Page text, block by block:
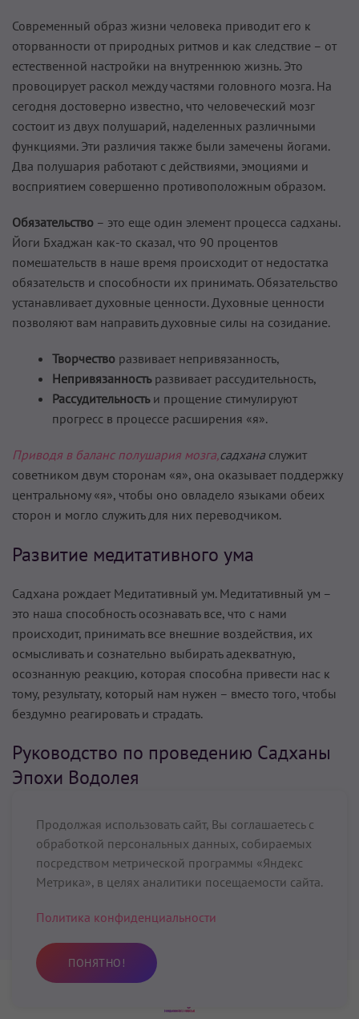
Современный образ жизни человека приводит его к
оторванности от природных ритмов и как следствие – от
естественной настройки на внутреннюю жизнь. Это
провоцирует раскол между частями головного мозга. На
сегодня достоверно известно, что человеческий мозг
состоит из двух полушарий, наделенных различными
функциями. Эти различия также были замечены йогами.
Два полушария работают с действиями, эмоциями и
восприятием совершенно противоположным образом.
Обязательство – это еще один элемент процесса садханы.
Йоги Бхаджан как-то сказал, что 90 процентов
помешательств в наше время происходит от недостатка
обязательств и способности их принимать. Обязательство
устанавливает духовные ценности. Духовные ценности
позволяют вам направить духовные силы на созидание.
Творчество развивает непривязанность,
Непривязанностьразвивает рассудительность,
Рассудительностьи прощение стимулируют
прогресс в процессе расширения «я».
Приводя в баланс полушария мозга, садхана служит
советником двум сторонам «я», она оказывает поддержку
центральному «я», чтобы оно овладело языками обеих
сторон и могло служить для них переводчиком.
Развитие медитативного ума
Садхана рождает Медитативный ум. Медитативный ум –
это наша способность осознавать все, что с нами
происходит, принимать все внешние воздействия, их
осмысливать и сознательно выбирать адекватную,
осознанную реакцию, которая способна привести нас к
тому, результату, который нам нужен – вместо того, чтобы
бездумно реагировать и страдать.
Руководство по проведению Садханы
Эпохи Водолея
время условно. Вы можете адаптировать ее в соответствии
с группой.
Если вы проводите групповую садхану, важно заканчивать
ее вовремя, чтобы все могли соответствующим образом
Первое правило для проводящих садхану: Появитесь на
Продолжая использовать сайт, Вы соглашаетесь с
обработкой персональных данных, собираемых
посредством метрической программы «Яндекс
Метрика», в целях аналитики посещаемости сайта.
Политика конфиденциальности
ПОНЯТНО!